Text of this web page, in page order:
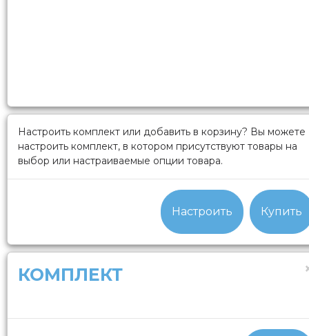
Настроить комплект или добавить в корзину? Вы можете
настроить комплект, в котором присутствуют товары на
выбор или настраиваемые опции товара.
Настроить Купить
КОМПЛЕКТ